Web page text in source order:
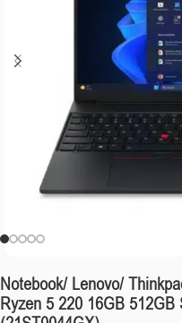
Notebook/ Lenovo/
Ryzen 5 220 16GB